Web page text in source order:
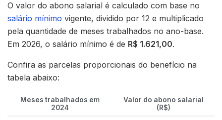
O valor do abono salarial é calculado com base no
salário mínimo vigente, dividido por 12 e multiplicado
pela quantidade de meses trabalhados no ano-base.
Em 2026, o salário mínimo é de R$ 1.621,00.
Confira as parcelas proporcionais do benefício na
tabela abaixo:
Meses trabalhados em
2024
Valor do abono salarial
(R$)